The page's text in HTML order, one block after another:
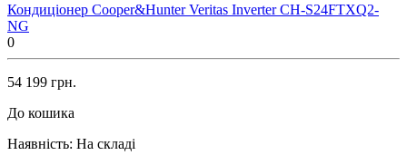
Кондиціонер Cooper&Hunter Veritas Inverter CH-S24FTXQ2-
NG
0
54 199 грн.
До кошика
Наявність: На складі